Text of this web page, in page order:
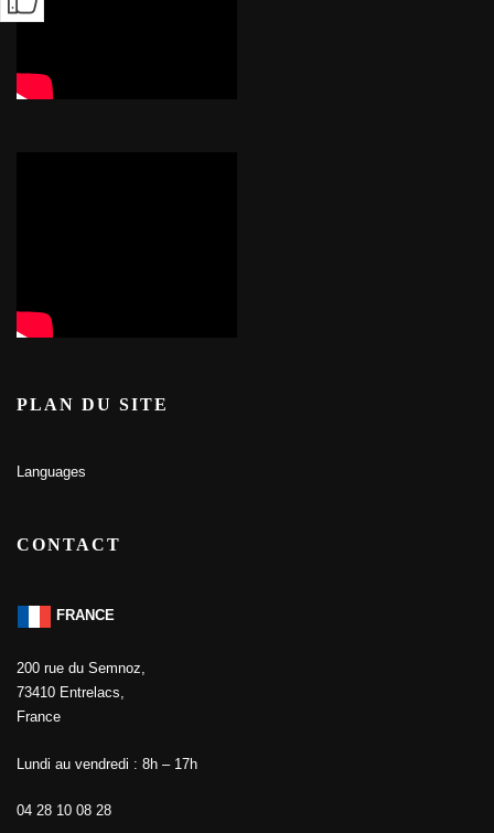
PLAN DU SITE
Languages
CONTACT
FRANCE
200 rue du Semnoz,
73410 Entrelacs,
France
Lundi au vendredi : 8h – 17h
04 28 10 08 28